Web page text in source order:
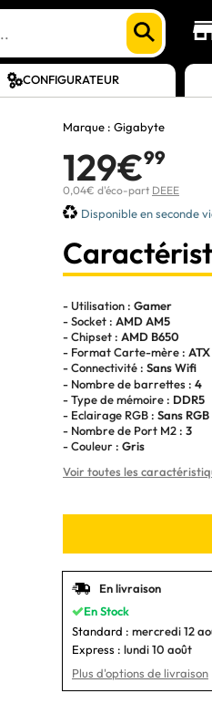
CONFIGURATEUR
Marque : Gigabyte
129€99
0,04€ d'éco-part DEEE
Disponible en seconde
- Utilisation : Gamer
- Socket : AMD AM5
- Chipset : AMD B650
- Format Carte-mère : ATX
- Connectivité : Sans Wifi
- Nombre de barrettes : 4
- Type de mémoire : DDR5
- Eclairage RGB : Sans RGB
- Nombre de Port M2 : 3
- Couleur : Gris
Voir toutes les
En livraison
En Stock
Standard : mercredi 12
Express : lundi 10 août
Plus d'options de livraison